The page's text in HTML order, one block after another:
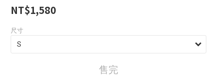
NT$1,580
尺寸
售完